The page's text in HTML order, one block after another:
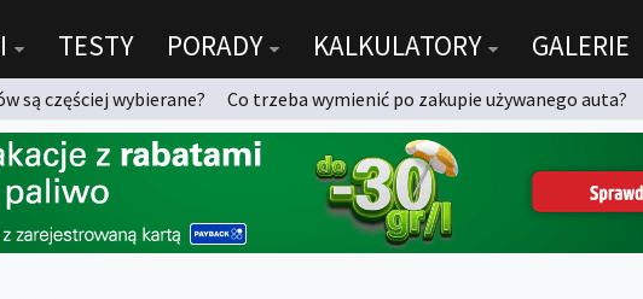
TESTY PORADY KALKULATORY GALERIE
są częściej wybierane? Co trzeba wymienić po zakupie używanego auta?